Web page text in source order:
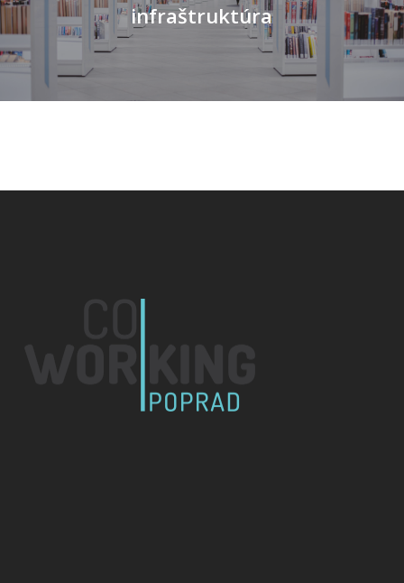
infraštruktúra